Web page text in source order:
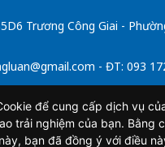
Trương Công Giai -
- ĐT: 093
Thuận
báo chí điện tử số 64/GP-
cấp ngày 21/2/2020.
để cung cấp dịch vụ
trải nghiệm của bạn. Bằng
bạn đã đồng ý với điều